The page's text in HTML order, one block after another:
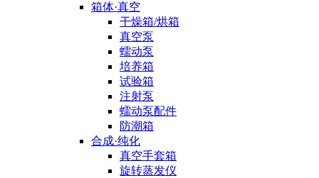
箱体·真空
干燥箱/烘箱
真空泵
蠕动泵
培养箱
试验箱
注射泵
蠕动泵配件
防潮箱
合成·纯化
真空手套箱
旋转蒸发仪